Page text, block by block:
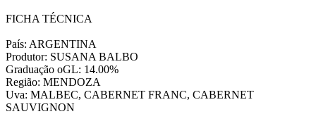
FICHA TÉCNICA
País: ARGENTINA
Produtor: SUSANA BALBO
Graduação oGL: 14.00%
Região: MENDOZA
Uva: MALBEC, CABERNET FRANC, CABERNET
SAUVIGNON